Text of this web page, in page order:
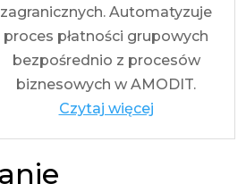
zagranicznych. Automatyzuje
proces płatności grupowych
bezpośrednio z procesów
biznesowych w AMODIT.
Czytaj więcej